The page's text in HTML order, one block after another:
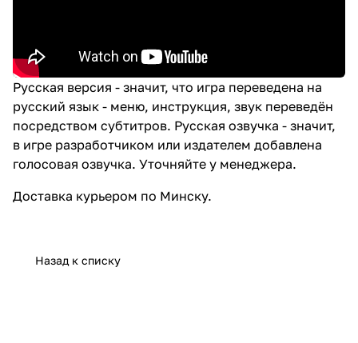
Русская версия - значит, что игра переведена на
русский язык - меню, инструкция, звук переведён
посредством субтитров. Русская озвучка - значит,
в игре разработчиком или издателем добавлена
голосовая озвучка. Уточняйте у менеджера.
Доставка курьером по Минску.
Назад к списку